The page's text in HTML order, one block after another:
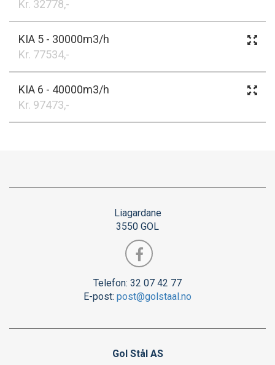
Kr. 32778,-
KIA 5 - 30000m3/h
Kr. 77534,-
KIA 6 - 40000m3/h
Kr. 97473,-
Liagardane
3550 GOL
Telefon: 32 07 42 77
E-post: post@golstaal.no
Gol Stål AS